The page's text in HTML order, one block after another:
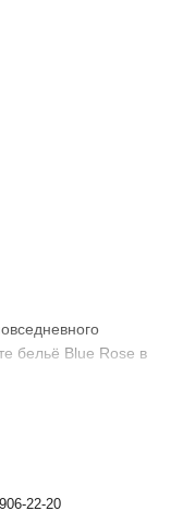
бельё Blue Rose в
что
сроки по
22-20